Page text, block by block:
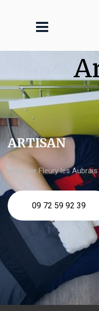
ARTISAN
plombier Fleury les Aubrais
09 72 59 92 39